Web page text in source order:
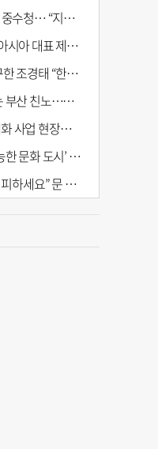
자” 머뭇대는 검찰
작 극장 지향해야”
동훈 제명 철회해야”
산 민주 세력 판도 바꾼다
서 오염토 발견
민 지지 [부산은 열려 있다]
활짝 연 은행·마트